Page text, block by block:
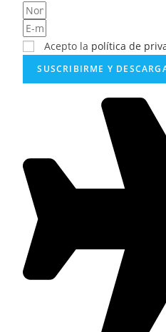
Acepto la política de
SUSCRIBIRME Y